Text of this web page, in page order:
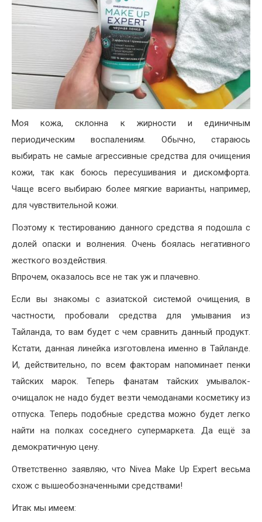
Моя кожа, склонна к жирности и единичным
периодическим воспалениям. Обычно, стараюсь
выбирать не самые агрессивные средства для очищения
кожи, так как боюсь пересушивания и дискомфорта.
Чаще всего выбираю более мягкие варианты, например,
для чувствительной кожи.
Поэтому к тестированию данного средства я подошла с
долей опаски и волнения. Очень боялась негативного
жесткого воздействия.
Впрочем, оказалось все не так уж и плачевно.
Если вы знакомы с азиатской системой очищения, в
частности, пробовали средства для умывания из
Тайланда, то вам будет с чем сравнить данный продукт.
Кстати, данная линейка изготовлена именно в Тайланде.
И, действительно, по всем факторам напоминает пенки
тайских марок. Теперь фанатам тайских умывалок-
очищалок не надо будет везти чемоданами косметику из
отпуска. Теперь подобные средства можно будет легко
найти на полках соседнего супермаркета. Да ещё за
демократичную цену.
Ответственно заявляю, что Nivea Make Up Expert весьма
схож с вышеобозначенными средствами!
Итак мы имеем: